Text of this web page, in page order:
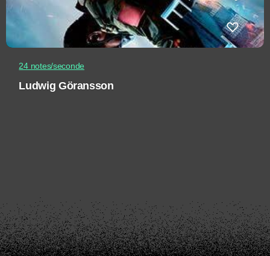
24 notes/seconde
Ludwig Göransson